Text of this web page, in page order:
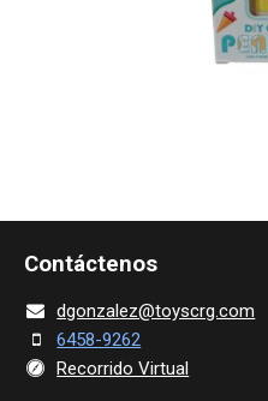
Contácte​nos
dgonza​lez@toy​scrg.c​o​m
6458-9262
Recorrido Virtual